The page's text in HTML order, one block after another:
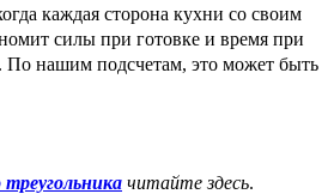
каждая сторона кухни со своим
силы при готовке и время при
нашим подсчетам, это может быть
треугольника читайте здесь.